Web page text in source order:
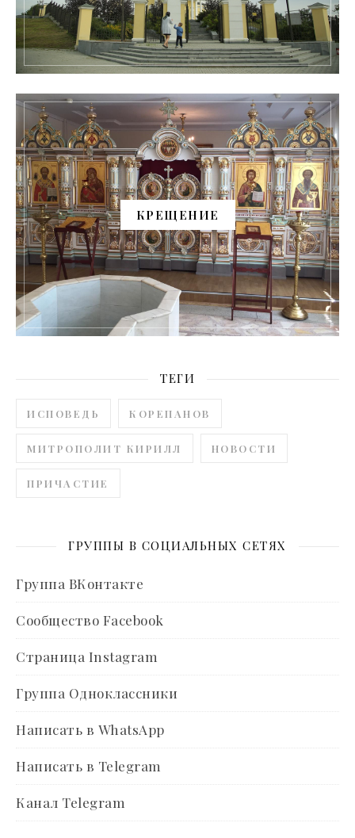
КРЕЩЕНИЕ
ТЕГИ
ИСПОВЕДЬ КОРЕПАНОВ
МИТРОПОЛИТ КИРИЛЛ НОВОСТИ
ПРИЧАСТИЕ
ГРУППЫ В СОЦИАЛЬНЫХ СЕТЯХ
Группа ВКонтакте
Сообщество Facebook
Страница Instagram
Группа Одноклассники
Написать в WhatsApp
Написать в Telegram
Канал Telegram